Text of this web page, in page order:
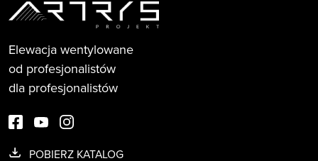
Elewacja wentylowane
od profesjonalistów
dla profesjonalistów
POBIERZ KATALOG